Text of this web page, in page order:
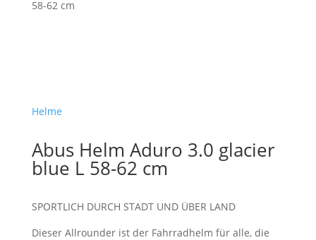
58-62 cm
Helme
Abus Helm Aduro 3.0 glacier
blue L 58-62 cm
SPORTLICH DURCH STADT UND ÜBER LAND
Dieser Allrounder ist der Fahrradhelm für alle, die